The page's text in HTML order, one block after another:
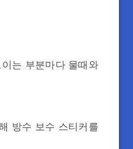
는 부분마다 물때와
방수 보수 스티커를